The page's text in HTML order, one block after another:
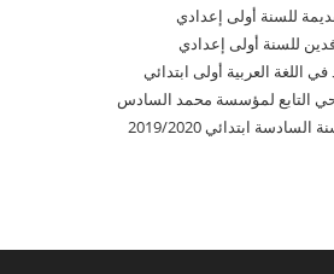
للسنة أولى إعدادي
للسنة أولى إعدادي
اللغة العربية أولى ابتدائي
التابع لمؤسسة محمد السادس
ابتدائي 2019/2020